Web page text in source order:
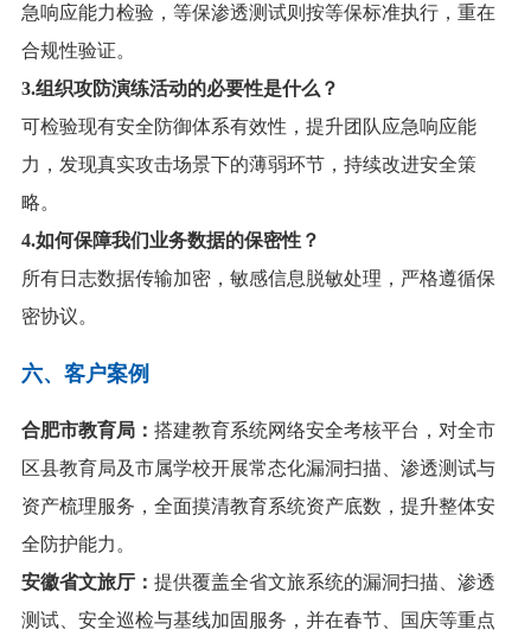
急响应能力检验，等保渗透测试则按等保标准执行，重在
合规性验证。
3.组织攻防演练活动的必要性是什么？
可检验现有安全防御体系有效性，提升团队应急响应能
力，发现真实攻击场景下的薄弱环节，持续改进安全策
略。
4.如何保障我们业务数据的保密性？
所有日志数据传输加密，敏感信息脱敏处理，严格遵循保
密协议。
六、 客户案例
合肥市教育局： 搭建教育系统网络安全考核平台，对全市
区县教育局及市属学校开展常态化漏洞扫描、渗透测试与
资产梳理服务，全面摸清教育系统资产底数，提升整体安
全防护能力。
安徽省文旅厅： 提供覆盖全省文旅系统的漏洞扫描、渗透
测试、安全巡检与基线加固服务，并在春节、国庆等重点